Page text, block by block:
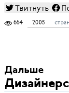
Твитнуть
664 2005
Дальше